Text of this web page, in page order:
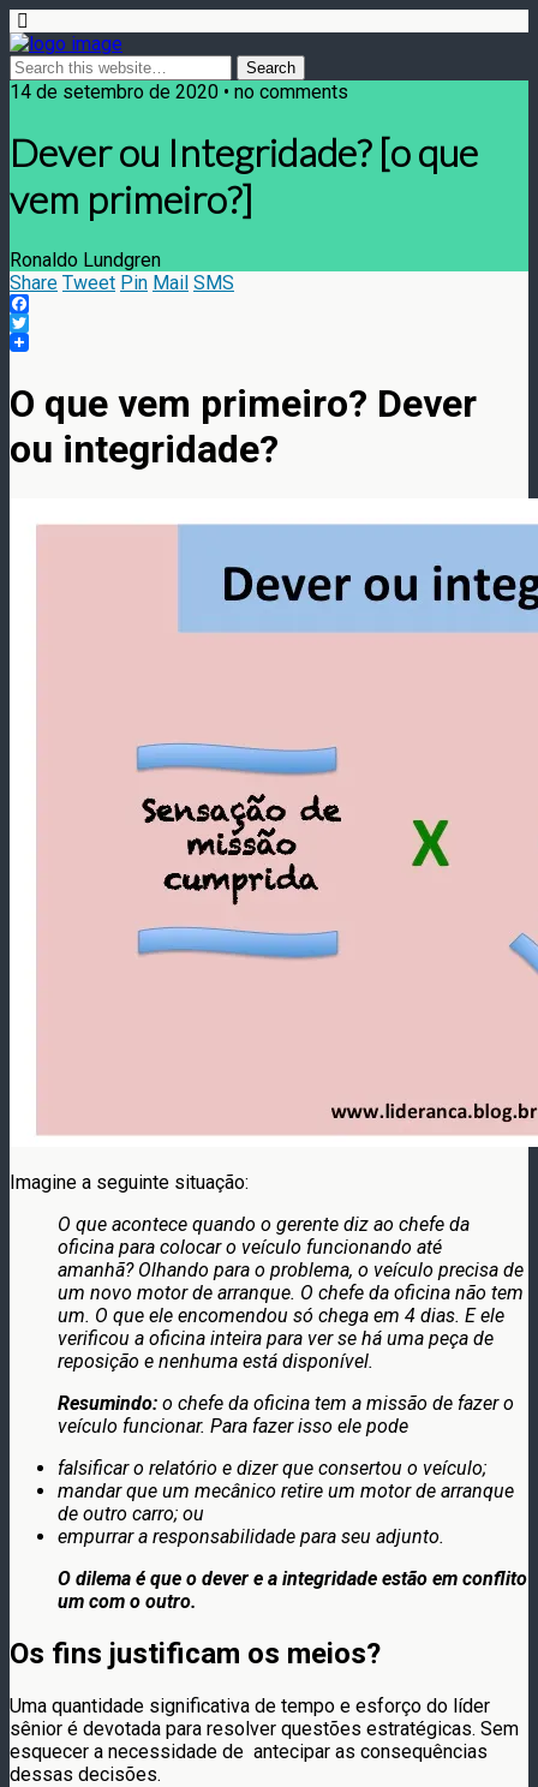
14 de setembro de 2020 • no comments
Dever ou Integridade? [o que
vem primeiro?]
Ronaldo Lundgren
Share Tweet Pin Mail SMS
Facebook
Twitter
O que vem primeiro? Dever
ou integridade?
Imagine a seguinte situação:
O que acontece quando o gerente diz ao chefe da
oficina para colocar o veículo funcionando até
amanhã? Olhando para o problema, o veículo precisa de
um novo motor de arranque. O chefe da oficina não tem
um. O que ele encomendou só chega em 4 dias. E ele
verificou a oficina inteira para ver se há uma peça de
reposição e nenhuma está disponível.
Resumindo: o chefe da oficina tem a missão de fazer o
veículo funcionar. Para fazer isso ele pode
falsificar o relatório e dizer que consertou o veículo;
mandar que um mecânico retire um motor de arranque
de outro carro; ou
empurrar a responsabilidade para seu adjunto.
O dilema é que o dever e a integridade estão em conflito
um com o outro.
Os fins justificam os meios?
Uma quantidade significativa de tempo e esforço do líder
sênior é devotada para resolver questões estratégicas. Sem
esquecer a necessidade de antecipar as consequências
dessas decisões.